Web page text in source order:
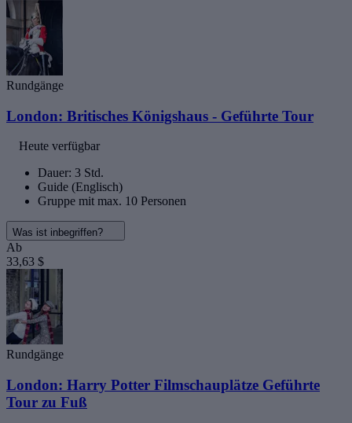
Rundgänge
London: Britisches Königshaus - Geführte Tour
Heute verfügbar
Dauer: 3 Std.
Guide (Englisch)
Gruppe mit max. 10 Personen
Was ist inbegriffen?
Ab
33,63 $
Rundgänge
London: Harry Potter Filmschauplätze Geführte
Tour zu Fuß